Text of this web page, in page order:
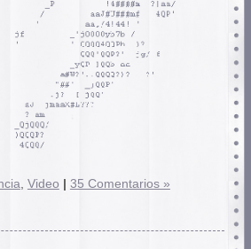
Video | 35 Comentarios »